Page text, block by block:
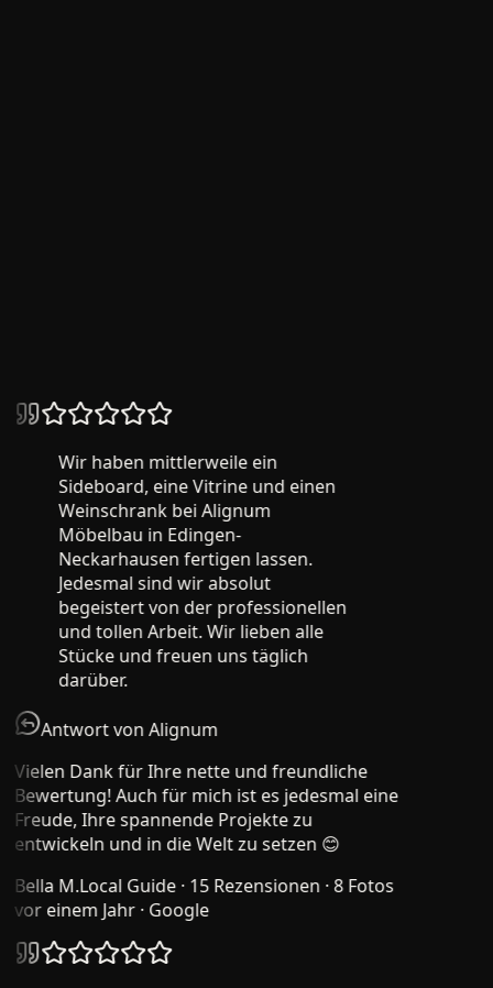
Wir haben mittlerweile ein
Sideboard, eine Vitrine und einen
Weinschrank bei Alignum
Möbelbau in Edingen-
Neckarhausen fertigen lassen.
Jedesmal sind wir absolut
begeistert von der professionellen
und tollen Arbeit. Wir lieben alle
Stücke und freuen uns täglich
darüber.
Antwort von Alignum
Vielen Dank für Ihre nette und freundliche
Bewertung! Auch für mich ist es jedesmal eine
Freude, Ihre spannende Projekte zu
entwickeln und in die Welt zu setzen 😊
Bella M.Local Guide · 15 Rezensionen · 8 Fotos
vor einem Jahr· Google